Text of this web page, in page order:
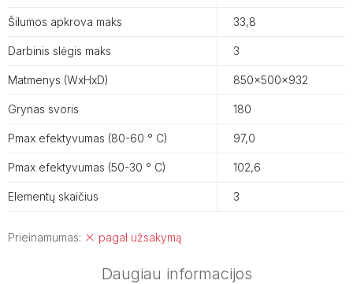
Šilumos apkrova maks 33,8
Darbinis slėgis maks 3
Matmenys (WxHxD) 850x500x932
Grynas svoris 180
Pmax efektyvumas (80-60 ° C) 97,0
Pmax efektyvumas (50-30 ° C) 102,6
Elementų skaičius 3
Prieinamumas: pagal užsakymą
Daugiau informacijos